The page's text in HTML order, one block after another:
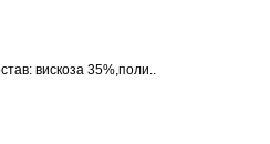
вискоза 35%,поли..